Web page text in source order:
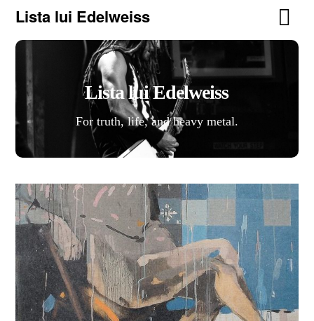
Lista lui Edelweiss
Lista lui Edelweiss
For truth, life, and heavy metal.